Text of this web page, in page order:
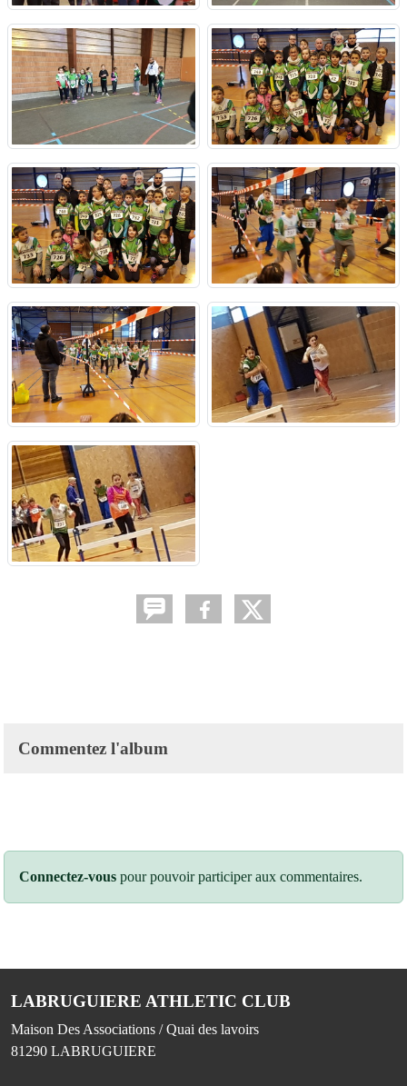
Commentez l'album
Connectez-vous pour pouvoir participer aux commentaires.
LABRUGUIERE ATHLETIC CLUB
Maison Des Associations / Quai des lavoirs
81290 LABRUGUIERE